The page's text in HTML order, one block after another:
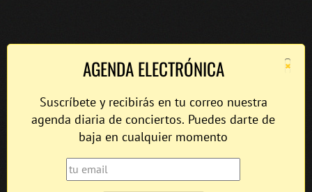
×
AGENDA ELECTRÓNICA
Suscríbete y recibirás en tu correo nuestra
agenda diaria de conciertos. Puedes darte de
baja en cualquier momento